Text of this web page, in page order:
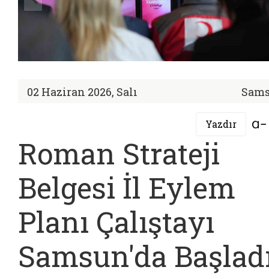
02 Haziran 2026, Salı
Yazdır
Roman Strateji
Belgesi İl Eylem
Planı Çalıştayı
Samsun'da